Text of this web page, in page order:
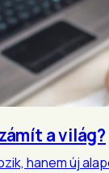
a világ?
hanem új